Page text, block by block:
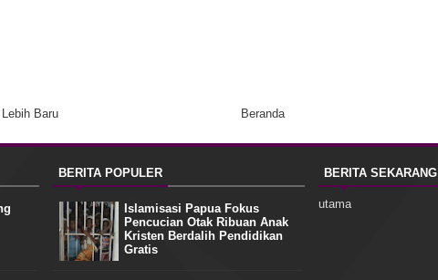
Baru Beranda
BERITA POPULER
Islamisasi Papua Fokus
Pencucian Otak Ribuan Anak
Kristen Berdalih Pendidikan
Gratis
BERITA SEKARANG
utama